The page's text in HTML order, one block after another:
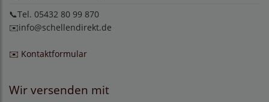
📞Tel. 05432 80 99 870
✉️info@schellendirekt.de
✉️ Kontaktformular
Wir versenden mit